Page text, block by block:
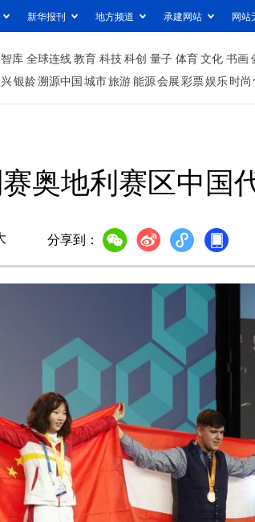
新华报刊 地方频道 承建网站 网站
库 全球连线教育 科技科创 量子 体育文化 书画
银龄溯源中国城市旅游能源会展彩票娱乐时尚
奥地利赛区中国
分享到：